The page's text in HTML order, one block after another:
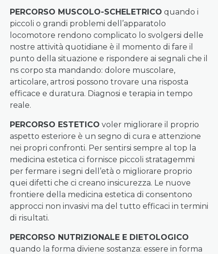
PERCORSO MUSCOLO-SCHELETRICO quando i
piccoli o grandi problemi dell’apparatolo
locomotore rendono complicato lo svolgersi delle
nostre attività quotidiane è il momento di fare il
punto della situazione e rispondere ai segnali che il
ns corpo sta mandando: dolore muscolare,
articolare, artrosi possono trovare una risposta
efficace e duratura. Diagnosi e terapia in tempo
reale.
PERCORSO ESTETICO voler migliorare il proprio
aspetto esteriore è un segno di cura e attenzione
nei propri confronti. Per sentirsi sempre al top la
medicina estetica ci fornisce piccoli stratagemmi
per fermare i segni dell’età o migliorare proprio
quei difetti che ci creano insicurezza. Le nuove
frontiere della medicina estetica di consentono
approcci non invasivi ma del tutto efficaci in termini
di risultati.
PERCORSO NUTRIZIONALE E DIETOLOGICO
quando la forma diviene sostanza: essere in forma